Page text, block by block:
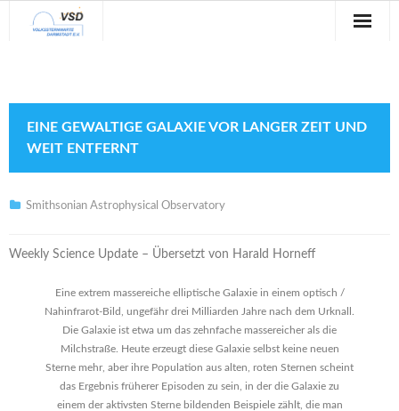
Veranstaltungen
Verein
Kontakt
EINE GEWALTIGE GALAXIE VOR LANGER ZEIT UND
WEIT ENTFERNT
Smithsonian Astrophysical Observatory
Weekly Science Update – Übersetzt von Harald Horneff
Eine extrem massereiche elliptische Galaxie in einem optisch /
Nahinfrarot-Bild, ungefähr drei Milliarden Jahre nach dem Urknall.
Die Galaxie ist etwa um das zehnfache massereicher als die
Milchstraße. Heute erzeugt diese Galaxie selbst keine neuen
Sterne mehr, aber ihre Population aus alten, roten Sternen scheint
das Ergebnis früherer Episoden zu sein, in der die Galaxie zu
einem der aktivsten Sterne bildenden Beispiele zählt, die man